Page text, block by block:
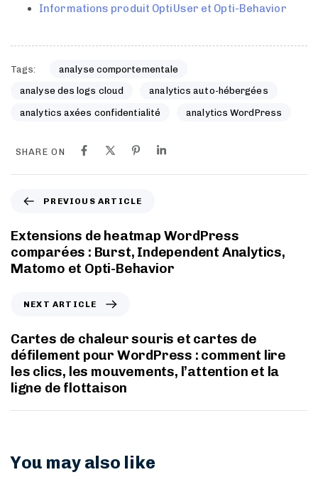
Informations produit OptiUser et Opti-Behavior
Tags: analyse comportementale
analyse des logs cloud analytics auto-hébergées
analytics axées confidentialité analytics WordPress
SHARE ON
PREVIOUS ARTICLE
Extensions de heatmap WordPress
comparées : Burst, Independent Analytics,
Matomo et Opti-Behavior
NEXT ARTICLE
Cartes de chaleur souris et cartes de
défilement pour WordPress : comment lire
les clics, les mouvements, l’attention et la
ligne de flottaison
You may also like